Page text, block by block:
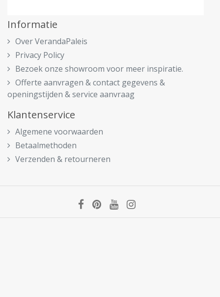
Informatie
Over VerandaPaleis
Privacy Policy
Bezoek onze showroom voor meer inspiratie.
Offerte aanvragen & contact gegevens &
openingstijden & service aanvraag
Klantenservice
Algemene voorwaarden
Betaalmethoden
Verzenden & retourneren